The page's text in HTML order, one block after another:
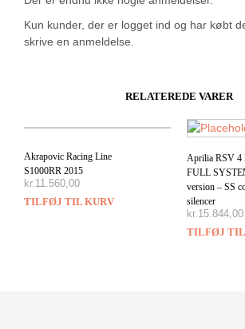
Kun kunder, der er logget ind og har købt
skrive en anmeldelse.
RELATEREDE VARER
Akrapovic Racing Line
S1000RR 2015
kr.11.560,00
TILFØJ TIL KURV
Aprilia RSV 4
FULL
version – SS
silencer
kr.15.844,00
TILFØJ TIL